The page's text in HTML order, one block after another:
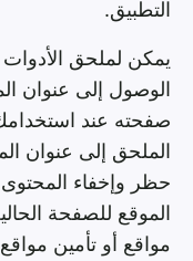
التطبيق.
يمكن لملحق
الوصول إلى عنوان
صفحته عند
الملحق إلى عنوان
حظر وإخفاء
الموقع للصفحة
مواقع أو تأمين